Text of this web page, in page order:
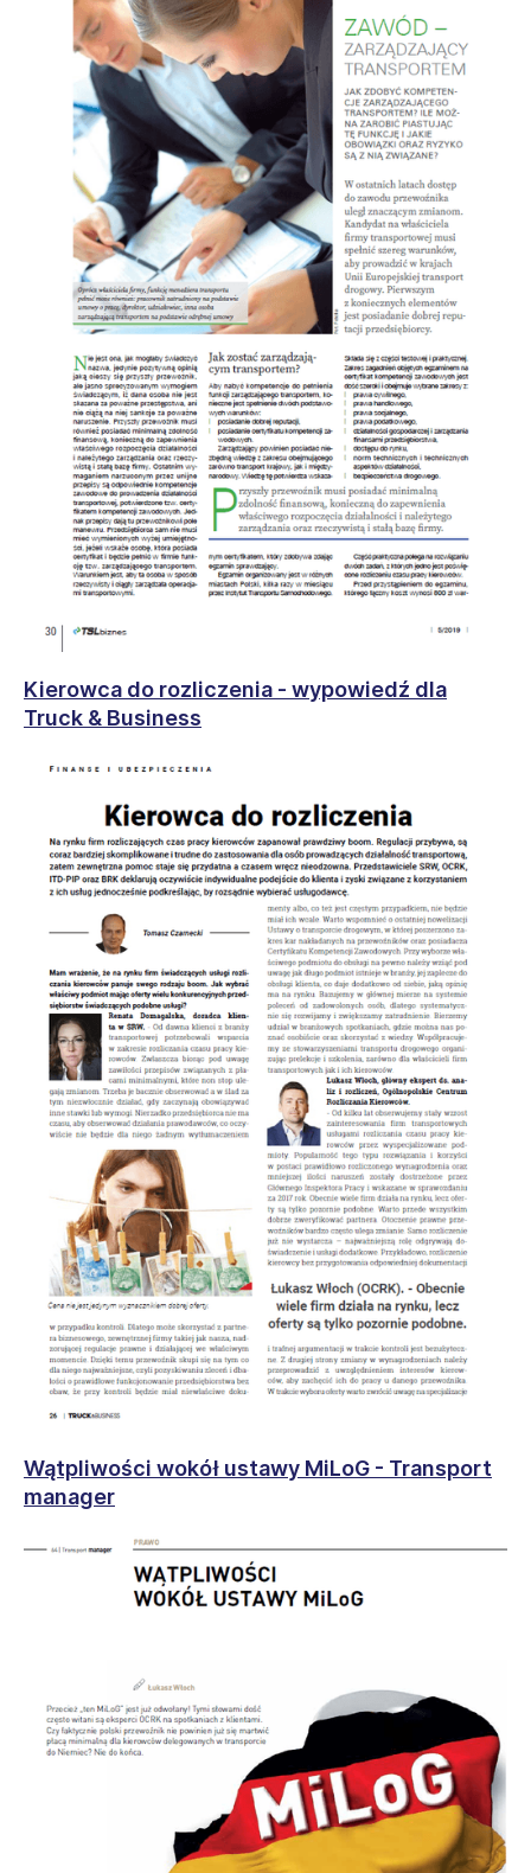
Kierowca do rozliczenia - wypowiedź dla
Truck & Business
Wątpliwości wokół ustawy MiLoG - Transport
manager